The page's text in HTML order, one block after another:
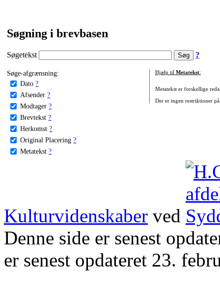
Søgning i brevbasen
Søgetekst ?
Søge-afgrænsning:
Dato ?
Afsender ?
Modtager ?
Brevtekst ?
Herkomst ?
Original Placering ?
Metatekst ?
Hjælp til Metatekst:
Metatekst er forskellige
Der er ingen restriktioner
Kulturvidenskaber ved
Denne side er senest
er senest opdateret 23.